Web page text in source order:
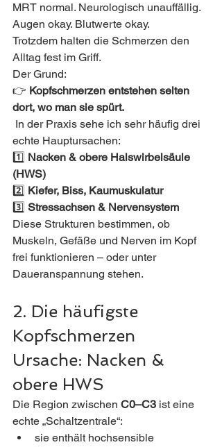
MRT normal. Neurologisch unauffällig.
Augen okay. Blutwerte okay.
Trotzdem halten die Schmerzen den
Alltag fest im Griff.
Der Grund:
👉 Kopfschmerzen entstehen selten
dort, wo man sie spürt.
In der Praxis sehe ich sehr häufig drei
echte Hauptursachen:
1️⃣ Nacken & obere Halswirbelsäule
(HWS)
2️⃣ Kiefer, Biss, Kaumuskulatur
3️⃣ Stressachsen & Nervensystem
Diese Strukturen bestimmen, ob
Muskeln, Gefäße und Nerven im Kopf
frei funktionieren – oder unter
Daueranspannung stehen.
2. Die häufigste
Kopfschmerzen
Ursache: Nacken &
obere HWS
Die Region zwischen C0–C3 ist eine
echte „Schaltzentrale“:
sie enthält hochsensible